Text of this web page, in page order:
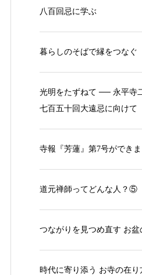
八百回忌に学ぶ
暮らしのそばで縁をつな
光明をたずねて ── 永平寺
七百五十回大遠忌に向けて
寺報『芳蓮』第7号ができま
道元禅師ってどんな人？⑤
つながりを見つめ直す お盆
時代に寄り添う お寺の在